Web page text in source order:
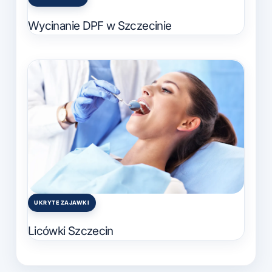
Posted
Wycinanie DPF w Szczecinie
Posted
UKRYTE ZAJAWKI
Licówki Szczecin